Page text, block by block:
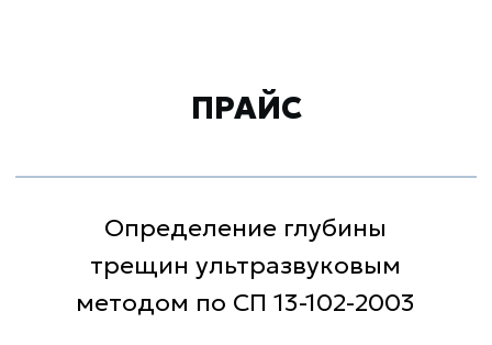
выбрать именно наш
испытательный центр
ПОЧЕМУ ВЫБИРАЮТ